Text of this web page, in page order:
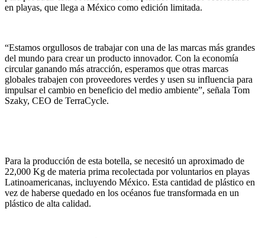
en playas, que llega a México como edición limitada.
“Estamos orgullosos de trabajar con una de las marcas más grandes
del mundo para crear un producto innovador. Con la economía
circular ganando más atracción, esperamos que otras marcas
globales trabajen con proveedores verdes y usen su influencia para
impulsar el cambio en beneficio del medio ambiente”, señala Tom
Szaky, CEO de TerraCycle.
Para la producción de esta botella, se necesitó un aproximado de
22,000 Kg de materia prima recolectada por voluntarios en playas
Latinoamericanas, incluyendo México. Esta cantidad de plástico en
vez de haberse quedado en los océanos fue transformada en un
plástico de alta calidad.